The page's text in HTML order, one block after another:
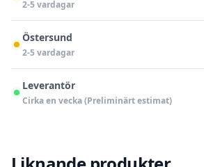
2-5 vardagar
Östersund
2-5 vardagar
Leverantör
Cirka en vecka (Preliminärt estimat)